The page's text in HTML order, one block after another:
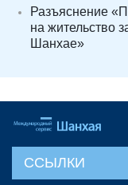
Разъяснение
на жительство
Шанхае»
ССЫЛКИ